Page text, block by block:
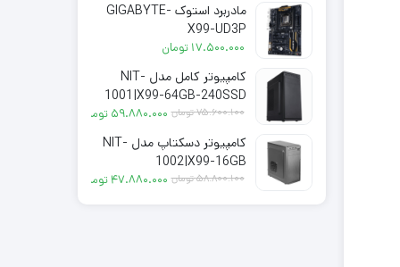
مادربرد استوک GIGABYTE-
X99-UD3P
17.500.000 تومان
کامپیوتر کامل مدل NIT-
1001|X99-64GB-240SSD
75.600.100تومان
قیمت اصلی: 75.600.100 تومان بود. 59.880.000 تومان قیمت فعلی: 59.880.000 تومان.
کامپیوتر دسکتاپ مدل NIT-
1002|X99-16GB
58.800.100تومان
قیمت اصلی: 58.800.100 تومان بود. 47.880.000تومان قیمت فعلی: 47.880.000 تومان.